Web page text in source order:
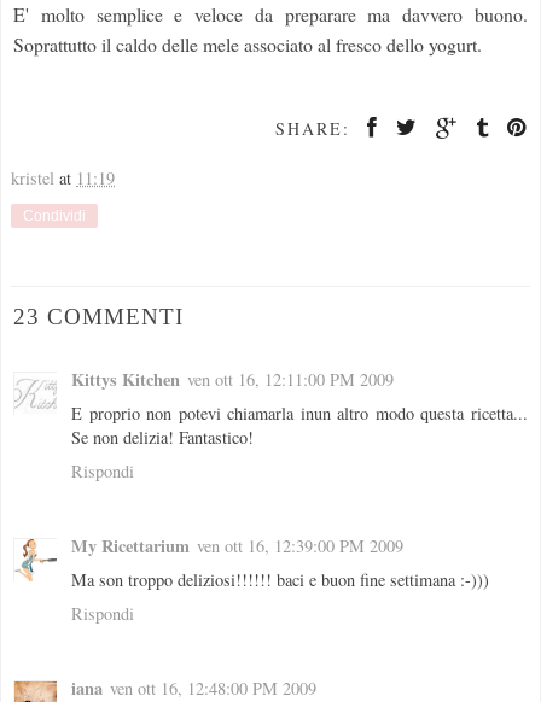
E' molto semplice e veloce da preparare ma davvero buono.
Soprattutto il caldo delle mele associato al fresco dello yogurt.
SHARE:
kristel at 11:19
Condividi
23 COMMENTI
Kittys Kitchen ven ott 16, 12:11:00 PM 2009
E proprio non potevi chiamarla inun altro modo questa ricetta...
Se non delizia! Fantastico!
Rispondi
My Ricettarium ven ott 16, 12:39:00 PM 2009
Ma son troppo deliziosi!!!!!! baci e buon fine settimana :-)))
Rispondi
iana ven ott 16, 12:48:00 PM 2009